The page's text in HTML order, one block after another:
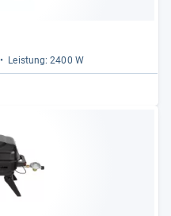
Leis­tung: 2400 W